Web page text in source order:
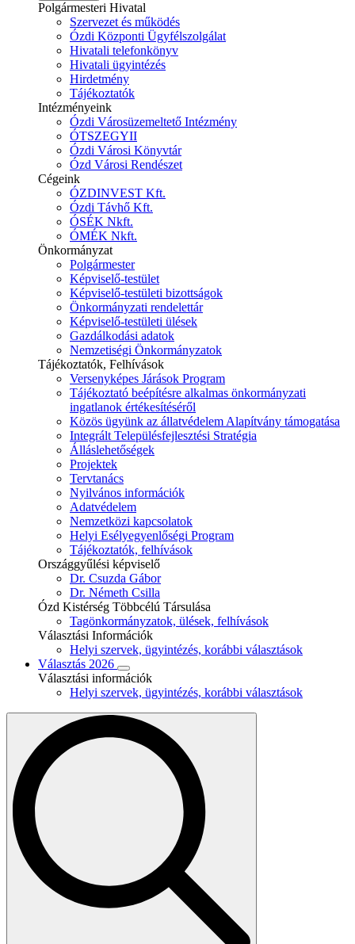
Polgármesteri Hivatal
Szervezet és működés
Ózdi Központi Ügyfélszolgálat
Hivatali telefonkönyv
Hivatali ügyintézés
Hirdetmény
Tájékoztatók
Intézményeink
Ózdi Városüzemeltető Intézmény
ÓTSZEGYII
Ózdi Városi Könyvtár
Ózd Városi Rendészet
Cégeink
ÓZDINVEST Kft.
Ózdi Távhő Kft.
ÓSÉK Nkft.
ÓMÉK Nkft.
Önkormányzat
Polgármester
Képviselő-testület
Képviselő-testületi bizottságok
Önkormányzati rendelettár
Képviselő-testületi ülések
Gazdálkodási adatok
Nemzetiségi Önkormányzatok
Tájékoztatók, Felhívások
Versenyképes Járások Program
Tájékoztató beépítésre alkalmas önkormányzati
ingatlanok értékesítéséről
Közös ügyünk az állatvédelem Alapítvány támogatása
Integrált Településfejlesztési Stratégia
Álláslehetőségek
Projektek
Tervtanács
Nyilvános információk
Adatvédelem
Nemzetközi kapcsolatok
Helyi Esélyegyenlőségi Program
Tájékoztatók, felhívások
Országgyűlési képviselő
Dr. Csuzda Gábor
Dr. Németh Csilla
Ózd Kistérség Többcélú Társulása
Tagönkormányzatok, ülések, felhívások
Választási Információk
Helyi szervek, ügyintézés, korábbi választások
Választás 2026
Választási információk
Helyi szervek, ügyintézés, korábbi választások